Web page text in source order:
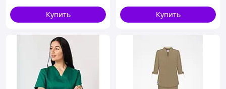
Купить Купить